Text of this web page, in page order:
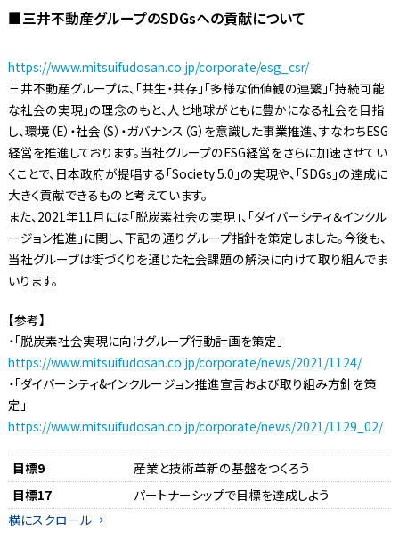
■三井不動産グループのSDGsへの貢献について
https://www.mitsuifudosan.co.jp/corporate/esg_csr/
三井不動産グループは、「共生・共存」「多様な価値観の連繋」「持続可能
な社会の実現」の理念のもと、人と地球がともに豊かになる社会を目指
し、環境（E）・社会（S）・ガバナンス（G）を意識した事業推進、すなわちESG
経営を推進しております。当社グループのESG経営をさらに加速させてい
くことで、日本政府が提唱する「Society 5.0」の実現や、「SDGs」の達成に
大きく貢献できるものと考えています。
また、2021年11月には「脱炭素社会の実現」、「ダイバーシティ＆インクル
ージョン推進」に関し、下記の通りグループ指針を策定しました。今後も、
当社グループは街づくりを通じた社会課題の解決に向けて取り組んでま
いります。
【参考】
・「脱炭素社会実現に向けグループ行動計画を策定」
https://www.mitsuifudosan.co.jp/corporate/news/2021/1124/
・「ダイバーシティ&インクルージョン推進宣言および取り組み方針を策
定」
https://www.mitsuifudosan.co.jp/corporate/news/2021/1129_02/
目標9
産業と技術革新の基盤をつくろう
目標17
パートナーシップで目標を達成しよう